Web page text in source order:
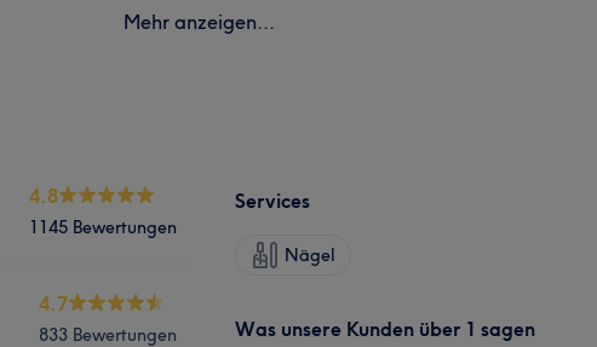
Mehr anzeigen...
4.8
1145 Bewertungen
4.7
833 Bewertungen
Services
Nägel
Was unsere Kunden über 1 sagen